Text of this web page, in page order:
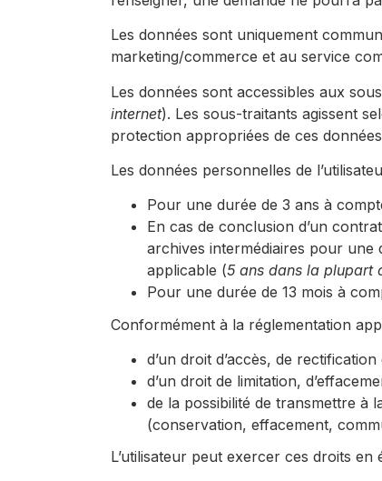
Les données sont uniquement
marketing/commerce et au service
Les données sont accessibles aux
internet). Les sous-traitants agissent
protection appropriées de ces
Les données personnelles de
Pour une durée de 3 ans à
En cas de conclusion d’un
archives intermédiaires pour une
applicable (5 ans dans la plupart
Pour une durée de 13 mois à
Conformément à la réglementation
d’un droit d’accès, de
d’un droit de limitation,
de la possibilité de transmettre à
(conservation, effacement,
L’utilisateur peut exercer ces droits